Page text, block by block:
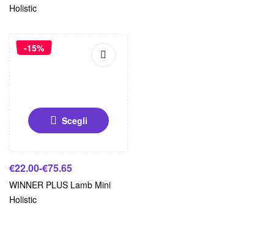
Holistic
-15%
Scegli
€22.00-€75.65
WINNER PLUS Lamb Mini
Holistic